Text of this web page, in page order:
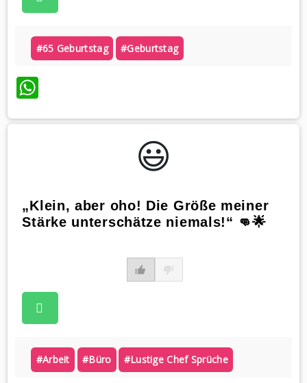
#65 Geburtstag #geburtstag
WhatsApp
😃️
„Klein, aber oho! Die Größe meiner
Stärke unterschätze niemals!“ 👊🌟
#arbeit #büro #lustige Chef Sprüche